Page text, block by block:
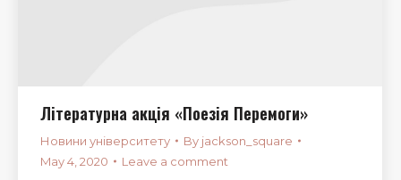
Літературна акція «Поезія Перемоги»
Новини університету By jackson_square
May 4, 2020
Leave a comment